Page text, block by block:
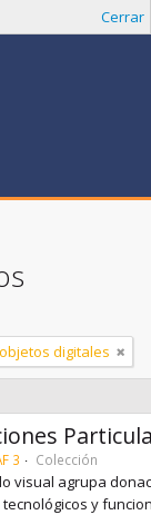
Cerrar
digitales
3 Colección
visual agrupa
y